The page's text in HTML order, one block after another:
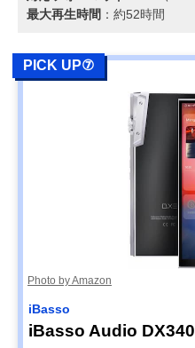
最大再生時間 ：約52時間
PICK UP⑦
Photo by Amazon
iBasso
iBasso Audio DX340